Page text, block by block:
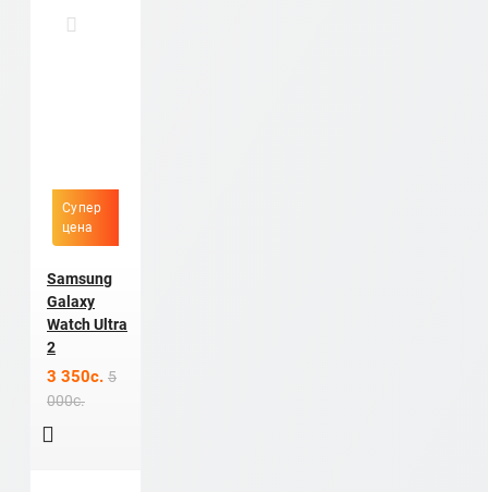
Супер
цена
Samsung
Galaxy
Watch Ultra
2
3 350c. 5
000c.